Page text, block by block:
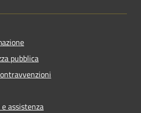
pubblica
assistenza